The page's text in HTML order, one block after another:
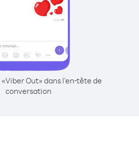
Out» dans l'en-tête de
conversation